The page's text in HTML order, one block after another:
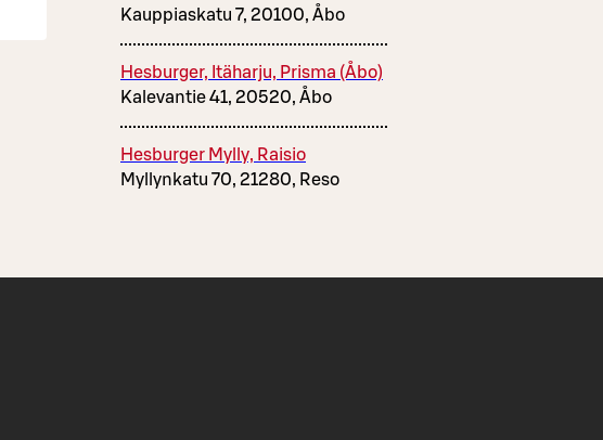
Kauppiaskatu 7, 20100, Åbo
Hesburger, Itäharju, Prisma (Åbo)
Kalevantie 41, 20520, Åbo
Hesburger Mylly, Raisio
Myllynkatu 70, 21280, Reso